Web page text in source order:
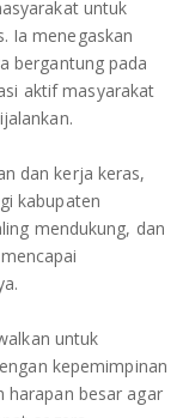
untuk
Ia menegaskan
bergantung pada
aktif masyarakat
dan kerja keras,
kabupaten
mendukung, dan
untuk
kepemimpinan
harapan besar agar